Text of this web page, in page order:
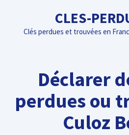
contenu
CLES-
Clés perdues et trouvées en
Déclarer
perdues ou
Culoz